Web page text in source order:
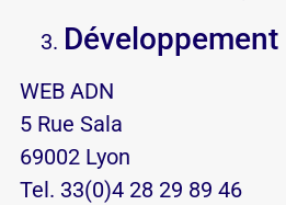
Développement
WEB ADN
5 Rue Sala
69002 Lyon
Tel. 33(0)4 28 29 89 46